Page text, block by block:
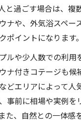
と過ごす場合は、複
ナや、外気浴スペー
ポイントになります。
ルや少人数での利用
ナ付きコテージも候
どエリアによって人
事前に相場や実例を
た、自然との一体感